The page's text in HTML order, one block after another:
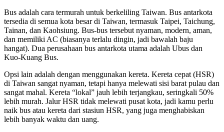
Bus adalah cara termurah untuk berkeliling Taiwan. Bus antarkota
tersedia di semua kota besar di Taiwan, termasuk Taipei, Taichung,
Tainan, dan Kaohsiung. Bus-bus tersebut nyaman, modern, aman,
dan memiliki AC (biasanya terlalu dingin, jadi bawalah baju
hangat). Dua perusahaan bus antarkota utama adalah Ubus dan
Kuo-Kuang Bus.
Opsi lain adalah dengan menggunakan kereta. Kereta cepat (HSR)
di Taiwan sangat nyaman, tetapi hanya melewati sisi barat pulau dan
sangat mahal. Kereta “lokal” jauh lebih terjangkau, seringkali 50%
lebih murah. Jalur HSR tidak melewati pusat kota, jadi kamu perlu
naik bus atau kereta dari stasiun HSR, yang juga menghabiskan
lebih banyak waktu dan uang.